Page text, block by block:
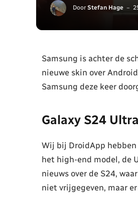
Door Stefan Hage
Samsung is achter de
nieuwe skin over
Samsung deze keer
Galaxy S24
Wij bij DroidApp hebben
het high-end model, de
nieuws over de S24,
niet vrijgegeven, maar